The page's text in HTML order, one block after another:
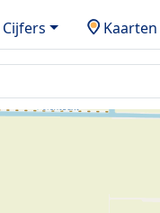
Cijfers Kaarten